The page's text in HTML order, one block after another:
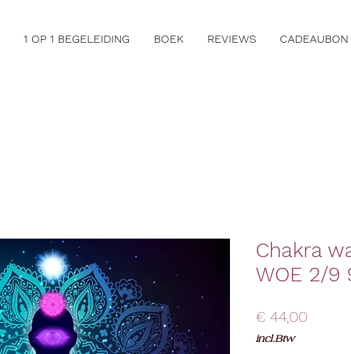
1 OP 1 BEGELEIDING BOEK REVIEWS CADEAUBON
Chakra
WOE 2/9
€ 44,00
incl.Btw